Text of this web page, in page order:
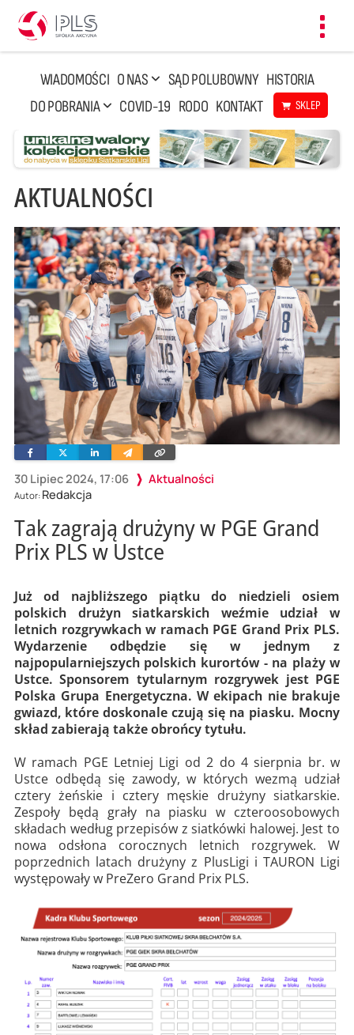
WIADOMOŚCI O NAS SĄD POLUBOWNY HISTORIA
DO POBRANIA
COVID-19 RODO KONTAKT SKLEP
AKTUALNOŚCI
30 Lipiec 2024, 17:06 Aktualności
Autor: Redakcja
FacebookTwitterLinkedinWyślij
e-
Skopiuj
link
Tak zagrają drużyny w PGE Grand
Prix PLS w Ustce
Już od najbliższego piątku do niedzieli osiem
polskich drużyn siatkarskich weźmie udział w
letnich rozgrywkach w ramach PGE Grand Prix PLS.
Wydarzenie odbędzie się w jednym z
najpopularniejszych polskich kurortów - na plaży w
Ustce. Sponsorem tytularnym rozgrywek jest PGE
Polska Grupa Energetyczna. W ekipach nie brakuje
gwiazd, które doskonale czują się na piasku. Mocny
skład zabierają także obrońcy tytułu.
W ramach PGE Letniej Ligi od 2 do 4 sierpnia br. w
Ustce odbędą się zawody, w których wezmą udział
cztery żeńskie i cztery męskie drużyny siatkarskie.
Zespoły będą grały na piasku w czteroosobowych
składach według przepisów z siatkówki halowej. Jest to
nowa odsłona corocznych letnich rozgrywek. W
poprzednich latach drużyny z PlusLigi i TAURON Ligi
występowały w PreZero Grand Prix PLS.